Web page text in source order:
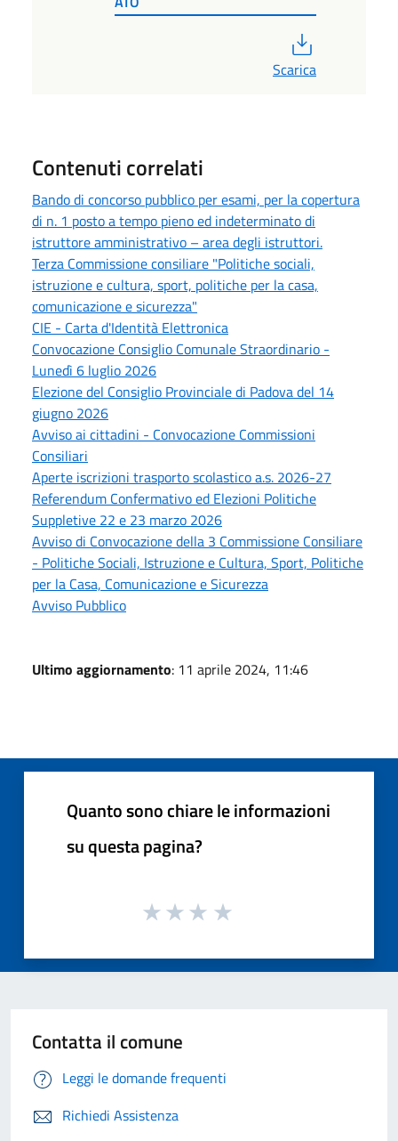
Scarica
Contenuti correlati
Bando di concorso pubblico per esami, per la copertura
di n. 1 posto a tempo pieno ed indeterminato di
istruttore amministrativo – area degli istruttori.
Terza Commissione consiliare "Politiche sociali,
istruzione e cultura, sport, politiche per la casa,
comunicazione e sicurezza"
CIE - Carta d'Identità Elettronica
Convocazione Consiglio Comunale Straordinario -
Lunedì 6 luglio 2026
Elezione del Consiglio Provinciale di Padova del 14
giugno 2026
Avviso ai cittadini - Convocazione Commissioni
Consiliari
Aperte iscrizioni trasporto scolastico a.s. 2026-27
Referendum Confermativo ed Elezioni Politiche
Suppletive 22 e 23 marzo 2026
Avviso di Convocazione della 3 Commissione Consiliare
- Politiche Sociali, Istruzione e Cultura, Sport, Politiche
per la Casa, Comunicazione e Sicurezza
Avviso Pubblico
Ultimo aggiornamento: 11 aprile 2024, 11:46
Quanto sono chiare le informazioni
su questa pagina?
Contatta il comune
Leggi le domande frequenti
Richiedi Assistenza